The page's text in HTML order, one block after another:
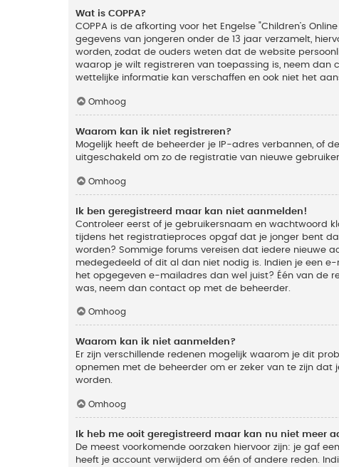
Wat is COPPA?
COPPA is de afkorting voor het Engelse "Children’s
gegevens van jongeren onder de 13 jaar verzamelt,
worden, zodat de ouders weten dat de website
waarop je wilt registreren van toepassing is, neem dan
wettelijke informatie kan verschaffen en ook niet het
Omhoog
Waarom kan ik niet registreren?
Mogelijk heeft de beheerder je IP-adres verbannen, of
uitgeschakeld om zo de registratie van nieuwe
Omhoog
Ik ben geregistreerd maar kan niet aanmelden!
Controleer eerst of je gebruikersnaam en wachtwoord
tijdens het registratieproces opgaf dat je jonger bent
worden? Sommige forums vereisen dat iedere nieuwe
medegedeeld of dit al dan niet nodig is. Indien je een
het opgegeven e-mailadres dan wel juist? Één van de
was, neem dan contact op met de beheerder.
Omhoog
Waarom kan ik niet aanmelden?
Er zijn verschillende redenen mogelijk waarom je dit
opnemen met de beheerder om er zeker van te zijn
worden.
Omhoog
Ik heb me ooit geregistreerd maar kan nu niet meer
De meest voorkomende oorzaken hiervoor zijn: je gaf
heeft je account verwijderd om één of andere reden.